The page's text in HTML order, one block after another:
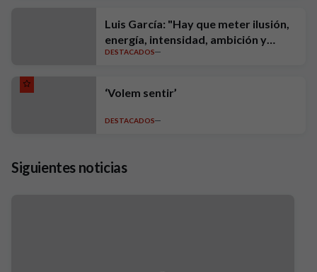
Luis García: "Hay que meter ilusión,
energía, intensidad, ambición y
exigencia"
DESTACADOS
‘Volem sentir’
DESTACADOS
Siguientes noticias